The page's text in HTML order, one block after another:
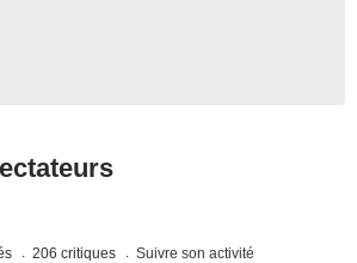
206 critiques Suivre son activité